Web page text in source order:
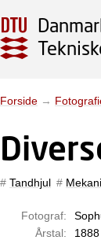
Forside →
Tandhjul
Fotograf:
Årstal:
1888